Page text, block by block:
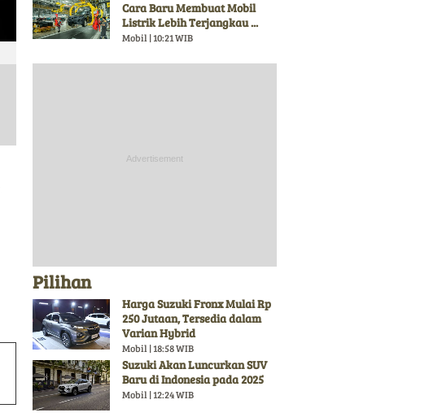
Cara Baru Membuat Mobil
Listrik Lebih Terjangkau ...
Mobil | 10:21 WIB
Pilihan
Harga Suzuki Fronx Mulai Rp
250 Jutaan, Tersedia dalam
Varian Hybrid
Mobil | 18:58 WIB
Suzuki Akan Luncurkan SUV
Baru di Indonesia pada 2025
Mobil | 12:24 WIB